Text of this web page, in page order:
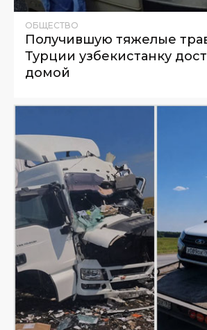
ОБЩЕСТВО
Получившую тяжелые
Турции узбекистанку
домой